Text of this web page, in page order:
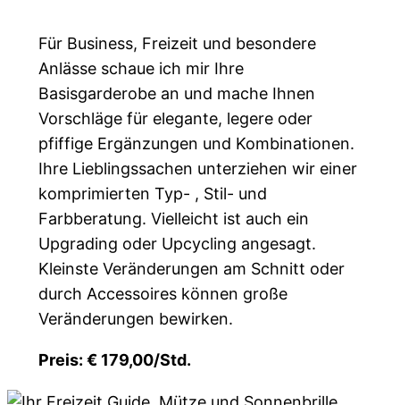
Für Business, Freizeit und besondere
Anlässe schaue ich mir Ihre
Basisgarderobe an und mache Ihnen
Vorschläge für elegante, legere oder
pfiffige Ergänzungen und Kombinationen.
Ihre Lieblingssachen unterziehen wir einer
komprimierten Typ- , Stil- und
Farbberatung. Vielleicht ist auch ein
Upgrading oder Upcycling angesagt.
Kleinste Veränderungen am Schnitt oder
durch Accessoires können große
Veränderungen bewirken.
Preis: € 179,00/Std.